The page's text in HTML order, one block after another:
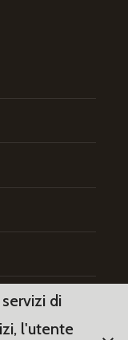
di
l'utente